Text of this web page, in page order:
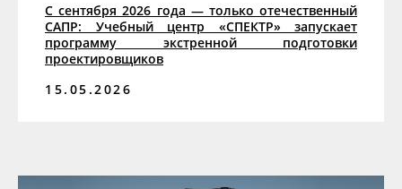
С сентября 2026 года — только отечественный
САПР: Учебный центр «СПЕКТР» запускает
программу экстренной подготовки
проектировщиков
15.05.2026